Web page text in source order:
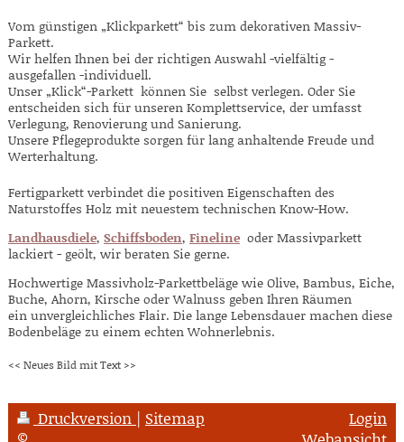
Vom günstigen „Klickparkett“ bis zum dekorativen Massiv-
Parkett.
Wir helfen Ihnen bei der richtigen Auswahl -vielfältig -
ausgefallen -individuell.
Unser „Klick“-Parkett können Sie selbst verlegen. Oder Sie
entscheiden sich für unseren Komplettservice, der umfasst
Verlegung, Renovierung und Sanierung.
Unsere Pflegeprodukte sorgen für lang anhaltende Freude und
Werterhaltung.
Fertigparkett verbindet die positiven Eigenschaften des
Naturstoffes Holz mit neuestem technischen Know-How.
Landhausdiele, Schiffsboden, Finelineoder Massivparkett
lackiert - geölt, wir beraten Sie gerne.
Hochwertige Massivholz-Parkettbeläge wie Olive, Bambus, Eiche,
Buche, Ahorn, Kirsche oder Walnuss geben Ihren Räumen
ein unvergleichliches Flair. Die lange Lebensdauer machen diese
Bodenbeläge zu einem echten Wohnerlebnis.
<< Neues Bild mit Text >>
Druckversion | Sitemap
Login